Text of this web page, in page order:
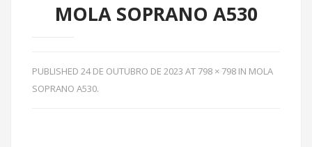
MOLA SOPRANO A530
PUBLISHED 24 DE OUTUBRO DE 2023 AT 798 × 798 IN MOLA
SOPRANO A530.